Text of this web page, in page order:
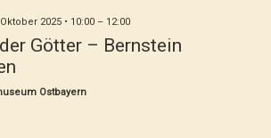
2025 • 10:00– 12:00
Götter – Bernstein
Ostbayern